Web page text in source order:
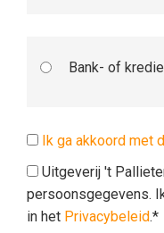
Bank- of
Ik ga akkoord met
Uitgeverij 't
persoonsgegevens.
in het Privacybeleid.*